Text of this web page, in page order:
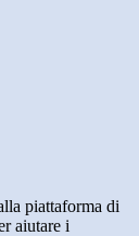
piattaforma di
aiutare i